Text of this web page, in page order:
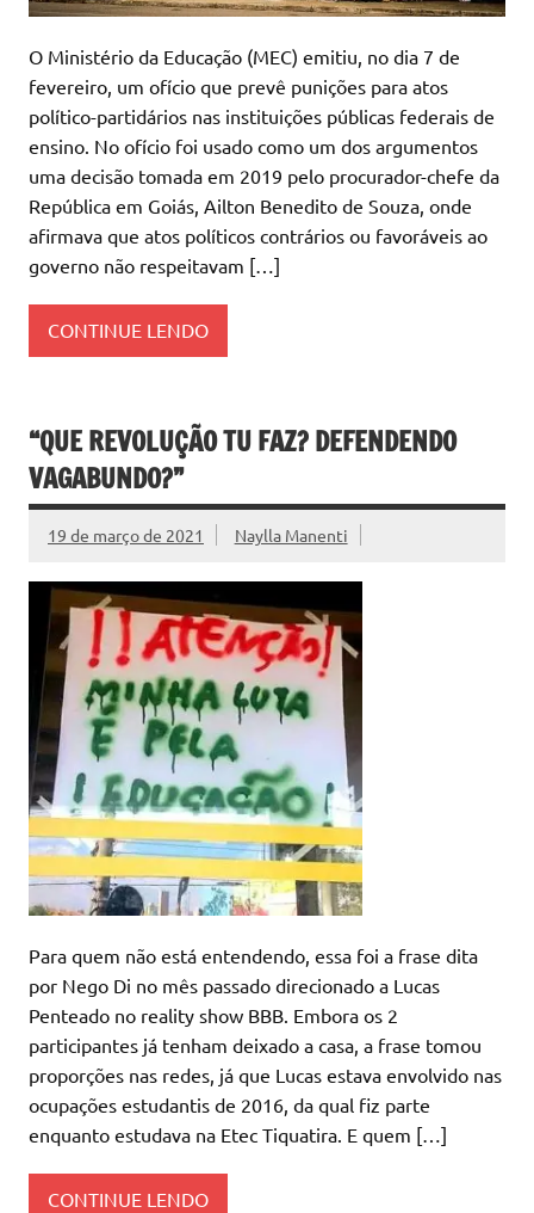
O Ministério da Educação (MEC) emitiu, no dia 7 de
fevereiro, um ofício que prevê punições para atos
político-partidários nas instituições públicas federais de
ensino. No ofício foi usado como um dos argumentos
uma decisão tomada em 2019 pelo procurador-chefe da
República em Goiás, Ailton Benedito de Souza, onde
afirmava que atos políticos contrários ou favoráveis ao
governo não respeitavam […]
CONTINUE LENDO
“QUE REVOLUÇÃO TU FAZ? DEFENDENDO
VAGABUNDO?”
19 de março de 2021 Naylla Manenti
Para quem não está entendendo, essa foi a frase dita
por Nego Di no mês passado direcionado a Lucas
Penteado no reality show BBB. Embora os 2
participantes já tenham deixado a casa, a frase tomou
proporções nas redes, já que Lucas estava envolvido nas
ocupações estudantis de 2016, da qual fiz parte
enquanto estudava na Etec Tiquatira. E quem […]
CONTINUE LENDO